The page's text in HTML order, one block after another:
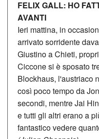
FELIX GALL: HO
AVANTI
Ieri mattina, in
arrivato sorridente
Giustino a Chieti,
Ciccone si è sposato
Blockhaus, l'austriaco
così poco tempo da
secondi, mentre Jai
e tutti gli altri erano a
fantastico vedere